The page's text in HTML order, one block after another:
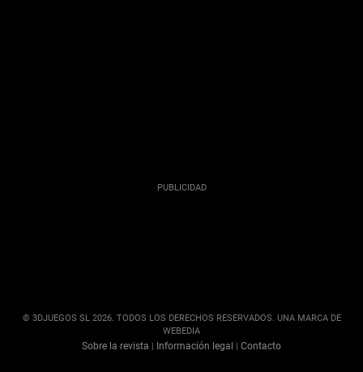
© 3DJUEGOS SL 2026. TODOS LOS DERECHOS RESERVADOS. UNA MARCA DE
WEBEDIA
Sobre la revista Información legal Contacto